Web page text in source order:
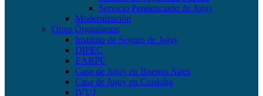
Servicio Penitenciario de Jujuy
Modernización
Otros Organismos
Instituto de Seguro de Jujuy
DIPEC
EARPU
Casa de Jujuy en Buenos Aires
Casa de Jujuy en Cordoba
IVUJ